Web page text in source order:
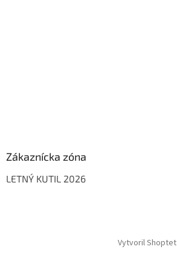
Zákaznícka zóna
LETNÝ KUTIL 2026
Vytvoril Shoptet